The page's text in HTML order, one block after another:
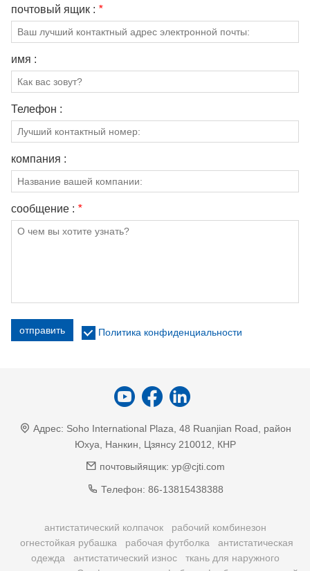
почтовый ящик : *
имя :
Телефон :
компания :
сообщение : *
отправить Политика конфиденциальности
Адрес: Soho International Plaza, 48 Ruanjian Road, район
Юхуа, Нанкин, Цзянсу 210012, КНР
почтовыйящик: yp@cjti.com
Телефон: 86-13815438388
антистатический колпачок
рабочий комбинезон
огнестойкая рубашка
рабочая футболка
антистатическая
одежда
антистатический износ
ткань для наружного